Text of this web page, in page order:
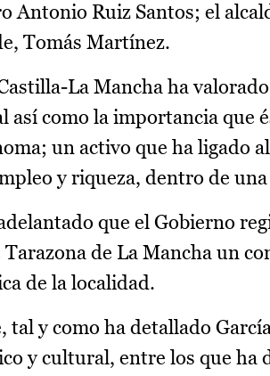
Antonio Ruiz Santos; el
Tomás Martínez.
La Mancha ha
así como la importancia que
un activo que ha ligado
y riqueza, dentro de
que el Gobierno
de La Mancha un
de la localidad.
tal y como ha detallado
y cultural, entre los que ha